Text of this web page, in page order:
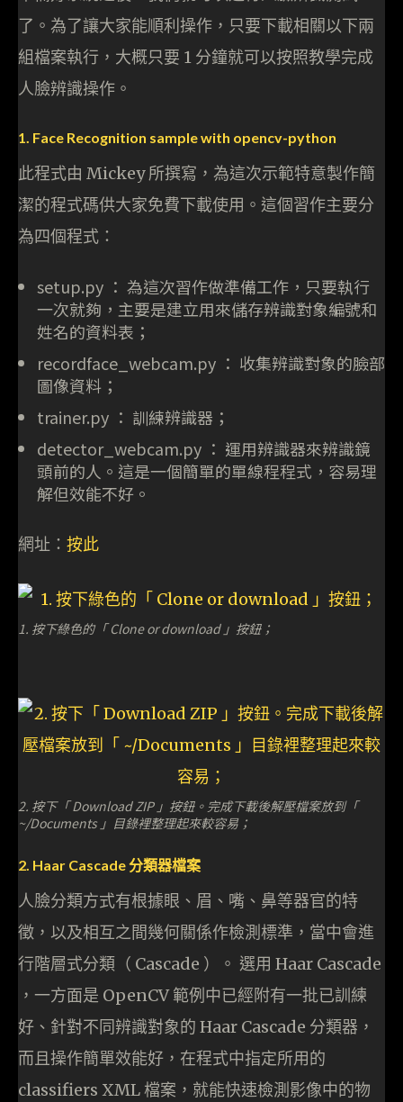
了。為了讓大家能順利操作，只要下載相關以下兩
組檔案執行，大概只要 1 分鐘就可以按照教學完成
人臉辨識操作。
1. Face Recognition sample with opencv-python
此程式由 Mickey 所撰寫，為這次示範特意製作簡
潔的程式碼供大家免費下載使用。這個習作主要分
為四個程式：
setup.py ： 為這次習作做準備工作，只要執行
一次就夠，主要是建立用來儲存辨識對象編號和
姓名的資料表；
recordface_webcam.py ： 收集辨識對象的臉部
圖像資料；
trainer.py ： 訓練辨識器；
detector_webcam.py ： 運用辨識器來辨識鏡
頭前的人。這是一個簡單的單線程程式，容易理
解但效能不好。
網址： 按此
1. 按下綠色的「 Clone or download 」按鈕；
2. 按下「 Download ZIP 」按鈕。完成下載後解壓檔案放到「
~/Documents 」目錄裡整理起來較容易；
2. Haar Cascade 分類器檔案
人臉分類方式有根據眼、眉、嘴、鼻等器官的特
徵，以及相互之間幾何關係作檢測標準，當中會進
行階層式分類（ Cascade ）。 選用 Haar Cascade
，一方面是 OpenCV 範例中已經附有一批已訓練
好、針對不同辨識對象的 Haar Cascade 分類器，
而且操作簡單效能好，在程式中指定所用的
classifiers XML 檔案，就能快速檢測影像中的物